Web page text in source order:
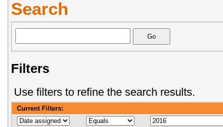
Search
Filters
Use filters to refine the search results.
Current Filters: